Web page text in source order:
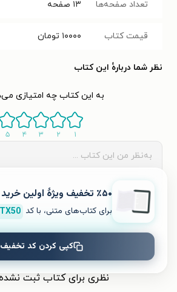
تعداد صفحه‌ها ۱۳ صفحه
قیمت کتاب ۱۰۰۰۰ تومان
نظر شما دربارهٔ این کتاب
به این کتاب چه امتیازی
۱ ۲ ۳ ۴ ۵
ثبت نظر
نظری برای کتاب ثبت
٪۵۰ تخفیف ویژۀ اولین خرید
برای کتاب‌های متنی، با کد
کپی کردن کد تخفیف